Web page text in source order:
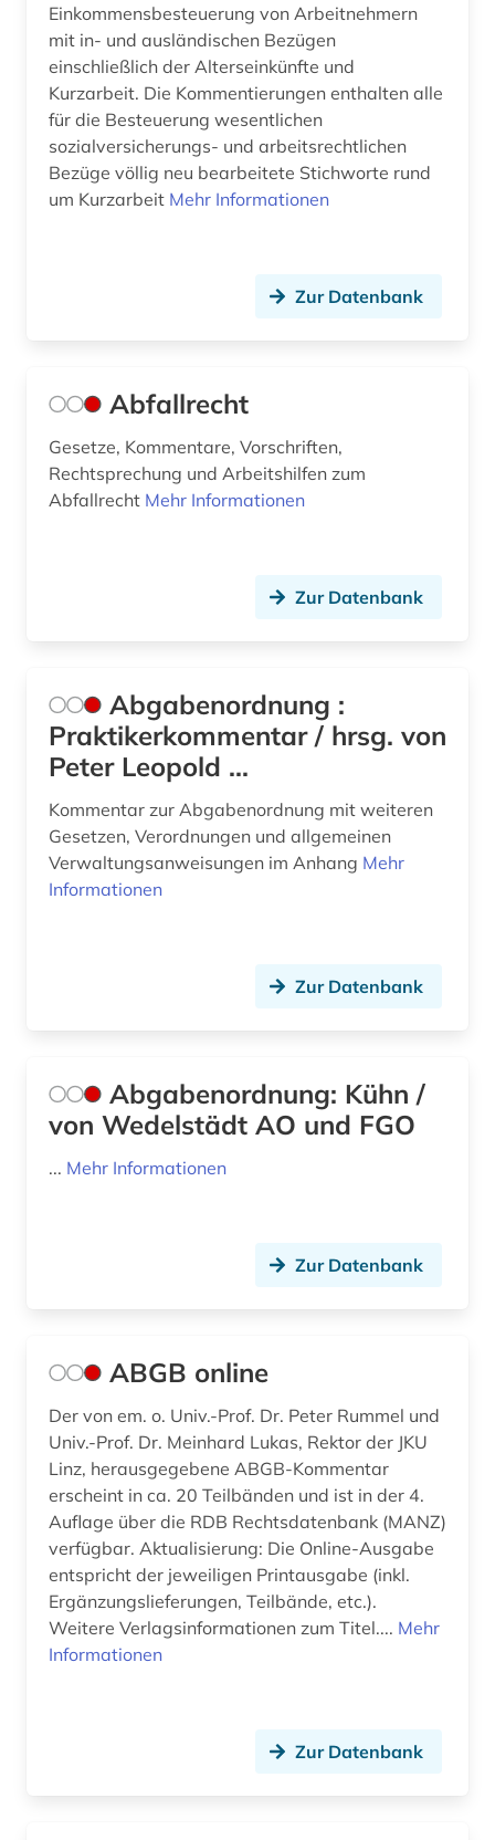
asylrecht (6)
asylverfahren (3)
aufenthaltsrecht (2)
aufklärung (1)
auschwitz-prozess (2)
ausländerrecht (6)
ausweis (1)
außenhandel (1)
außenwirtschaft (1)
bankenrecht (1)
baubetrieb (1)
baukostenermittlung (1)
bauordnung (1)
bauordnungsrecht (5)
bauplanungsrecht (1)
baurecht (15)
bayern (11)
bayern. bayerische staatsregierung (1)
Einkommensbesteuerung von Arbeitnehmern
mit in- und ausländischen Bezügen
einschließlich der Alterseinkünfte und
Kurzarbeit. Die Kommentierungen enthalten alle
für die Besteuerung wesentlichen
sozialversicherungs- und arbeitsrechtlichen
Bezüge völlig neu bearbeitete Stichworte rund
um Kurzarbeit Mehr Informationen
Zur Datenbank
Abfallrecht
Gesetze, Kommentare, Vorschriften,
Rechtsprechung und Arbeitshilfen zum
Abfallrecht Mehr Informationen
Zur Datenbank
Abgabenordnung :
Praktikerkommentar / hrsg. von
Peter Leopold ...
Kommentar zur Abgabenordnung mit weiteren
Gesetzen, Verordnungen und allgemeinen
Verwaltungsanweisungen im Anhang Mehr
Informationen
Zur Datenbank
Abgabenordnung: Kühn /
von Wedelstädt AO und FGO
... Mehr Informationen
Zur Datenbank
ABGB online
Der von em. o. Univ.-Prof. Dr. Peter Rummel und
Univ.-Prof. Dr. Meinhard Lukas, Rektor der JKU
Linz, herausgegebene ABGB-Kommentar
erscheint in ca. 20 Teilbänden und ist in der 4.
Auflage über die RDB Rechtsdatenbank (MANZ)
verfügbar. Aktualisierung: Die Online-Ausgabe
entspricht der jeweiligen Printausgabe (inkl.
Ergänzungslieferungen, Teilbände, etc.).
Weitere Verlagsinformationen zum Titel.... Mehr
Informationen
Zur Datenbank